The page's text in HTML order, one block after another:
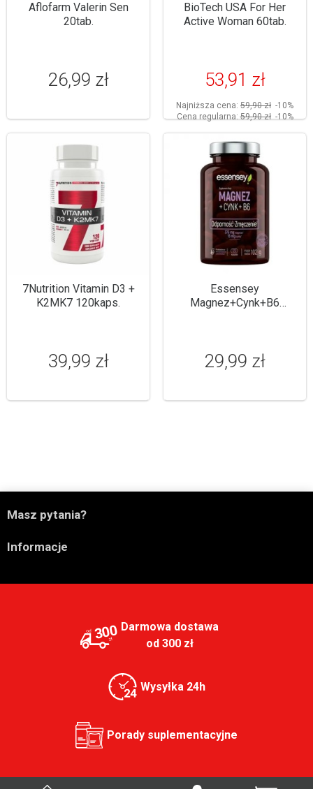
Aflofarm Valerin Sen
20tab.
26,99 zł
BioTech USA For Her
Active Woman 60tab.
53,91 zł
Najniższa cena: 59,90 zł -10%
Cena regularna:59,90 zł -10%
7Nutrition Vitamin D3 +
K2MK7 120kaps.
39,99 zł
Essensey
Magnez+Cynk+B6
29,99 zł
Masz pytania?
Informacje
300 Darmowa dostawa
od 300 zł
Wysyłka 24h
Porady suplementacyjne